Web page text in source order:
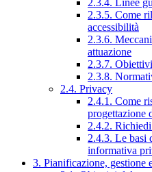
2.3.5. Come
accessibilità
2.3.6.
attuazione
2.3.7.
2.3.8.
2.4. Privacy
2.4.1. Come
progettazione
2.4.2.
2.4.3. Le basi
informativa
3. Pianificazione, gestione